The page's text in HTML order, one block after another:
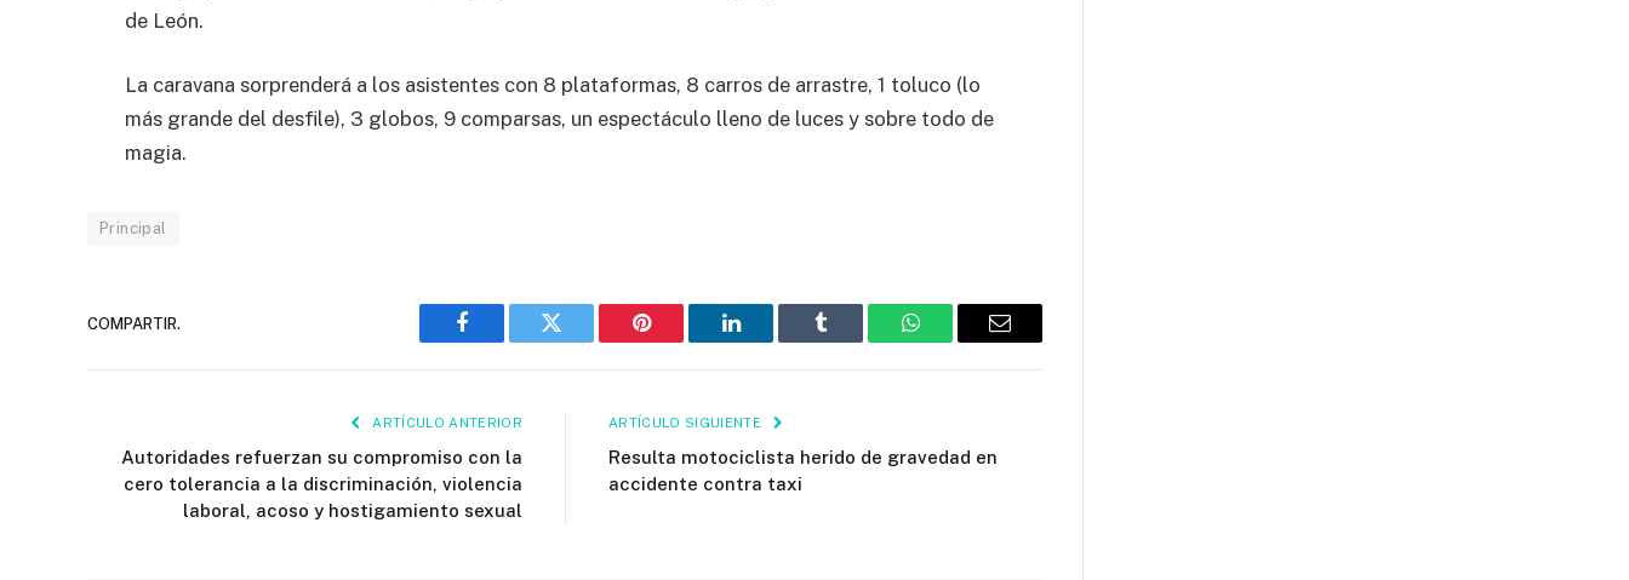
de León.
La caravana sorprenderá a los asistentes con 8 plataformas, 8 carros de arrastre, 1 toluco (lo
más grande del desfile), 3 globos, 9 comparsas, un espectáculo lleno de luces y sobre todo de
magia.
Principal
COMPARTIR.
Facebook Twitter Pinterest LinkedIn Tumblr WhatsAppEmail
ARTÍCULO ANTERIOR
Autoridades refuerzan su compromiso con la
cero tolerancia a la discriminación, violencia
laboral, acoso y hostigamiento sexual
ARTÍCULO SIGUIENTE
Resulta motociclista herido de gravedad en
accidente contra taxi